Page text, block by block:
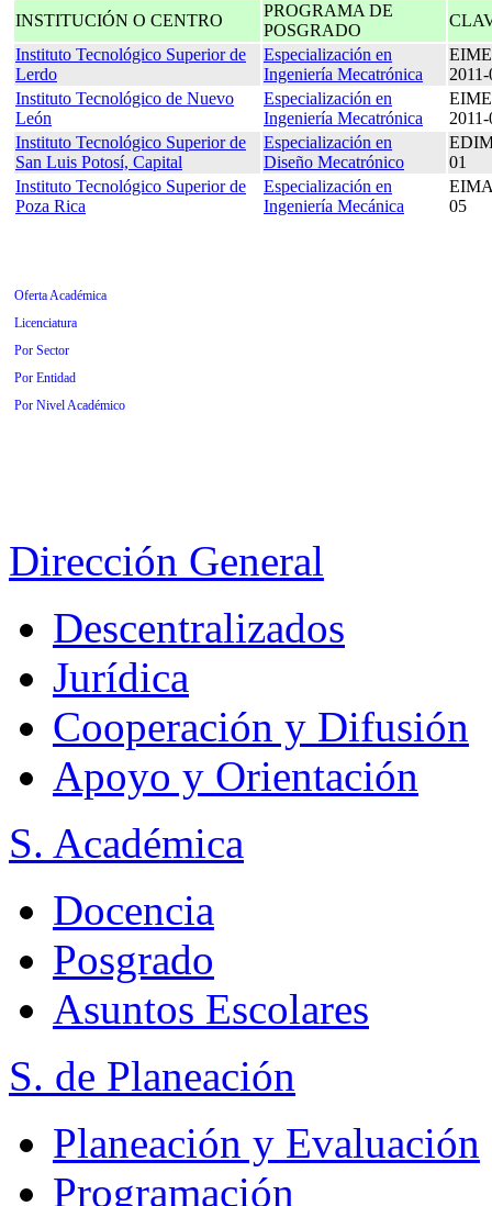
INSTITUCIÓN O CENTRO
PROGRAMA DE
POSGRADO
Instituto Tecnológico Superior de
Lerdo
Especialización en
Ingeniería Mecatrónica
Instituto Tecnológico de Nuevo
León
Especialización en
Ingeniería Mecatrónica
Instituto Tecnológico Superior de
San Luis Potosí, Capital
Especialización en
Diseño Mecatrónico
01
Instituto Tecnológico Superior de
Poza Rica
Especialización en
Ingeniería Mecánica
05
Oferta Académica
Licenciatura
Por Sector
Por Entidad
Por Nivel Académico
Dirección General
Descentralizados
Jurídica
Cooperación y Difusión
Apoyo y Orientación
S. Académica
Docencia
Posgrado
Asuntos Escolares
S. de Planeación
Planeación y Evaluación
Programación